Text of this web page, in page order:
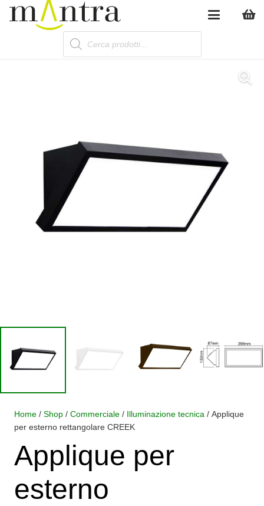
Products
search
Home / Shop / Commerciale / Illuminazione tecnica / Applique
per esterno rettangolare CREEK
Applique per
esterno